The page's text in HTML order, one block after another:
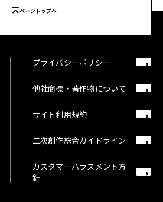
ページトップへ
プライバシーポリシー
他社商標・著作物について
サイト利用規約
二次創作総合ガイドライン
カスタマーハラスメント方
針